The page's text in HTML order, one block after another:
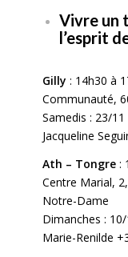
Vivre un
l’esprit
Gilly : 14h30 à
Communauté,
Samedis : 23/
Jacqueline
Ath – Tongre:
Centre Marial,
Notre-Dame
Dimanches :
Marie-Renilde